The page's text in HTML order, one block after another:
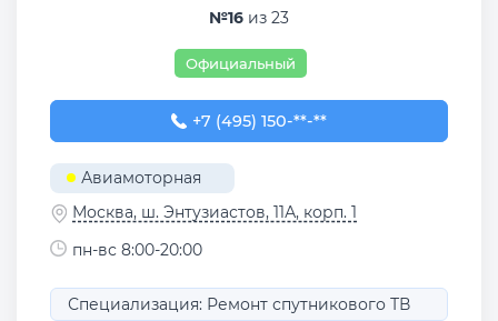
№16 из 23
Официальный
+7 (495) 150-11-92
+7 (495) 150-**-**
Авиамоторная
Москва, ш. Энтузиастов, 11А, корп. 1
пн-вс 8:00-20:00
Специализация: Ремонт спутникового ТВ